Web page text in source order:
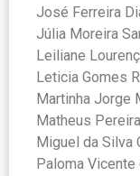
José Ferreira
Júlia Moreira
Leiliane
Leticia Gomes
Martinha Jorge
Matheus
Miguel da Silva
Paloma Vicente